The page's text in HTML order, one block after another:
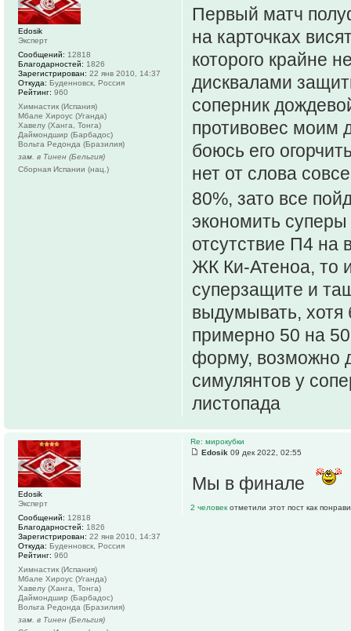
Первый матч
на карточках
которого крайне
дисквалами
соперник
противовес моим
боюсь его
нет от слова
80%, зато все
экономить
отсутствие П4 на
ЖК Ки-Атеноа, то
суперзащите и
выдумывать, хотя
примерно 50 на
форму, возможно
симулянтов у
листопада
Edosik
Эксперт
Сообщений: 12818
Благодарностей: 1826
Зарегистрирован: 22 янв 2010, 14:37
Откуда: Буденновск, Россия
Рейтинг: 960
Химнастик (Испания)
Мбале Хироус (Уганда)
Хавелу (Ханга, Тонга)
Даймондшир (Барбадос)
Вольта Редонда (Бразилия)
зам. в Тинен (Бельгия)
Сборная Испании (нац.)
Re: мирокубки
Edosik 09 дек 2022, 02:55
Мы в финале
2 человек отметили этот пост как
Edosik
Эксперт
Сообщений: 12818
Благодарностей: 1826
Зарегистрирован: 22 янв 2010, 14:37
Откуда: Буденновск, Россия
Рейтинг: 960
Химнастик (Испания)
Мбале Хироус (Уганда)
Хавелу (Ханга, Тонга)
Даймондшир (Барбадос)
Вольта Редонда (Бразилия)
зам. в Тинен (Бельгия)